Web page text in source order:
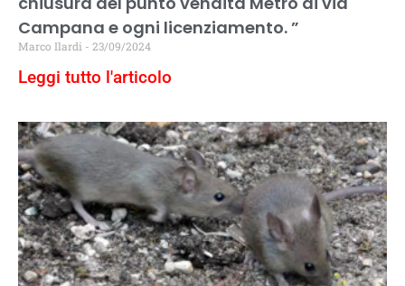
Campana e ogni licenziamento. ”
Marco Ilardi 23/09/2024
Leggi tutto l'articolo